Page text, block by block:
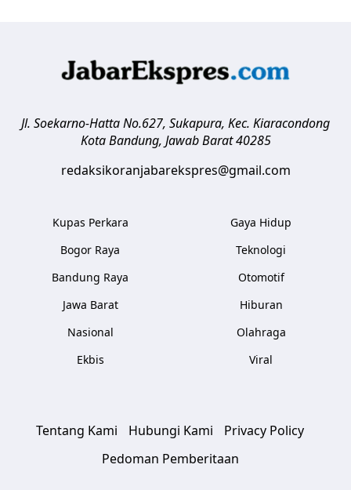
Jl. Soekarno-Hatta No.627, Sukapura, Kec. Kiaracondong
Kota Bandung, Jawab Barat 40285
redaksikoranjabarekspres@gmail.com
Kupas Perkara
Bogor Raya
Bandung Raya
Jawa Barat
Nasional
Ekbis
Gaya Hidup
Teknologi
Otomotif
Hiburan
Olahraga
Viral
Tentang Kami Hubungi Kami
Privacy Policy
Pedoman Pemberitaan